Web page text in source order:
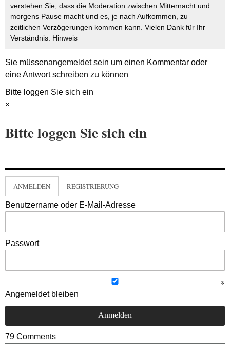
verstehen Sie, dass die Moderation zwischen Mitternacht und
morgens Pause macht und es, je nach Aufkommen, zu
zeitlichen Verzögerungen kommen kann. Vielen Dank für Ihr
Verständnis. Hinweis
Sie müssenangemeldetsein um einen Kommentar oder
eine Antwort schreiben zu können
Bitte loggen Sie sich ein
×
Bitte loggen Sie sich ein
ANMELDEN REGISTRIERUNG
Benutzername oder E-Mail-Adresse
Passwort
Angemeldet bleiben
79 Comments